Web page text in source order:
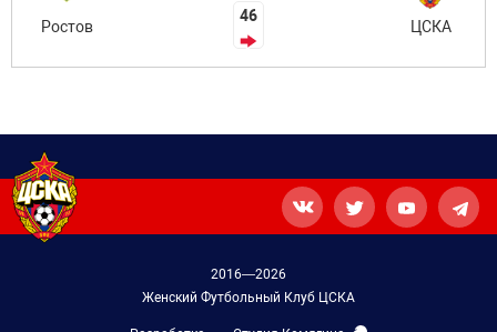
Ростов
46
ЦСКА
2016—2026
Женский Футбольный Клуб ЦСКА